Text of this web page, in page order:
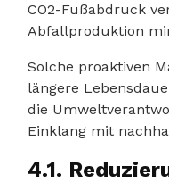
CO2-Fußabdruck
Abfallproduktion
Solche proaktiven
längere
die
Einklang mit
4.1.